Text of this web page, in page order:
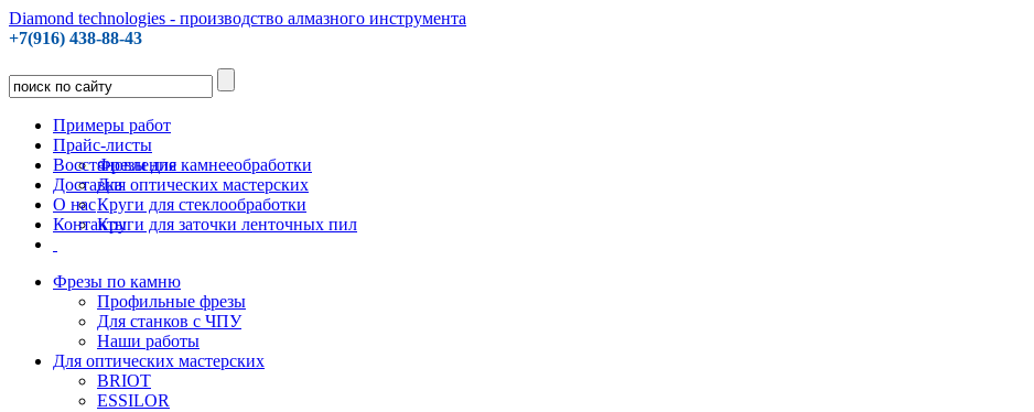
Diamond technologies - производство алмазного инструмента
+7(916) 438-88-43
Примеры работ
Прайс-листы
Фрезы для камнееобработки
Для оптических мастерских
Круги для стеклообработки
Круги для заточки ленточных пил
Восстановление
Доставка
О нас
Контакты
Фрезы по камню
Профильные фрезы
Для станков с ЧПУ
Наши работы
Для оптических мастерских
BRIOT
ESSILOR